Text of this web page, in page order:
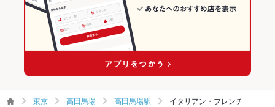
東京 高田馬場 高田馬場駅 イタリアン・フレンチ